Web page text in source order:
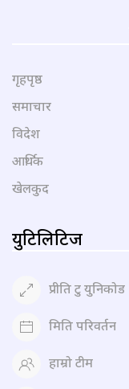
गृहपृष्ठ
समाचार
विदेश
आर्थिक
खेलकुद
युटिलिटिज
प्रीति टु युनिकोड
मिति परिवर्तन
हाम्रो टीम